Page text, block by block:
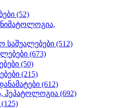
(52)
საშუალებები (512)
(673)
(50)
(215)
(612)
ჰეპატოლოგია (692)
(125)